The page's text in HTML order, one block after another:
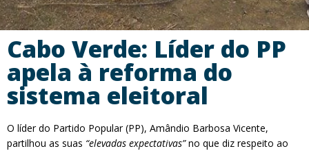
Cabo Verde: Líder do PP
apela à reforma do
sistema eleitoral
O líder do Partido Popular (PP), Amândio Barbosa Vicente,
partilhou as suas “elevadas expectativas”no que diz respeito ao